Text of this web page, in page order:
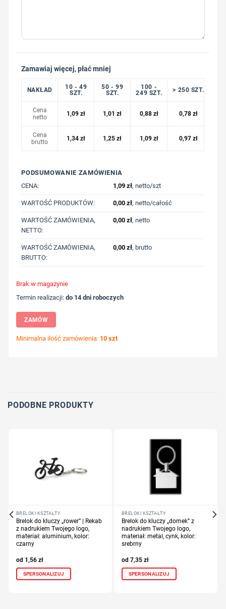
Zamawiaj więcej, płać mniej
NAKŁAD
10 - 49
SZT.
50 - 99
SZT.
100 -
249 SZT.
> 250 SZT.
Cena
netto
1,09zł 1,01zł 0,88 zł 0,78 zł
Cena
brutto
1,34zł 1,25zł 1,09 zł 0,97 zł
PODSUMOWANIE ZAMÓWIENIA
CENA:
1,09 zł, netto/szt
WARTOŚĆ PRODUKTÓW: 0,00 zł, netto/całość
WARTOŚĆ ZAMÓWIENIA,
NETTO:
0,00 zł, netto
WARTOŚĆ ZAMÓWIENIA,
BRUTTO:
0,00 zł, brutto
Brak w magazynie
Termin realizacji:do 14 dni roboczych
ZAMÓW
Minimalna ilość zamówienia: 10 szt
PODOBNE PRODUKTY
BRELOKI KSZTAŁTY
Brelok do kluczy „rower” | Rekab
z nadrukiem Twojego logo,
materiał: aluminium, kolor:
czarny
1,56 zł
SPERSONALIZUJ
BRELOKI KSZTAŁTY
Brelok do kluczy „domek” z
nadrukiem Twojego logo,
materiał: metal, cynk, kolor:
srebrny
7,35 zł
SPERSONALIZUJ